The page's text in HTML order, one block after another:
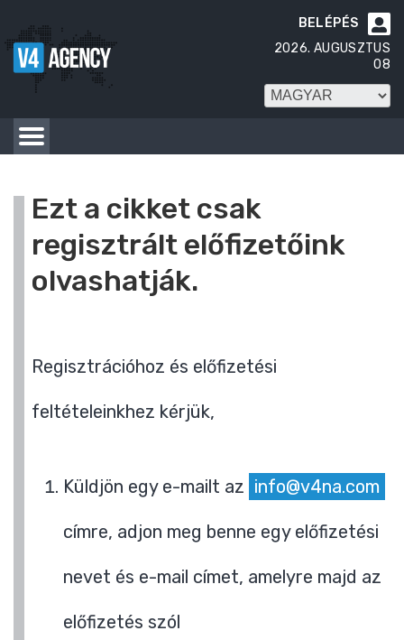

BELÉPÉS
2026. AUGUSZTUS
08
Ezt a cikket csak
regisztrált előfizetőink
olvashatják.
Regisztrációhoz és előfizetési
feltételeinkhez kérjük,
Küldjön egy e-mailt az info@v4na.com
címre, adjon meg benne egy előfizetési
nevet és e-mail címet, amelyre majd az
előfizetés szól